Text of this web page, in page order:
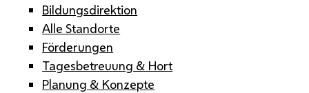
Bildungsdirektion
Alle Standorte
Förderungen
Tagesbetreuung & Hort
Planung & Konzepte